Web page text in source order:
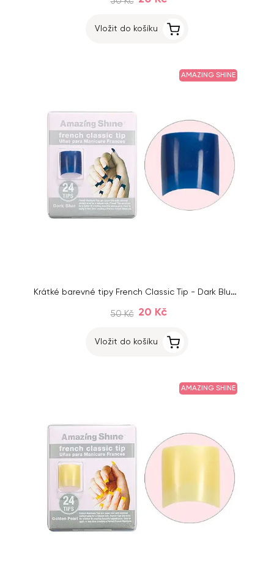
Vložit do košíku
AMAZING SHINE
Krátké barevné tipy French Classic Tip - Dark Blue, 24 ks, č. 1 - 10
50 Kč 20 Kč
Vložit do košíku
AMAZING SHINE